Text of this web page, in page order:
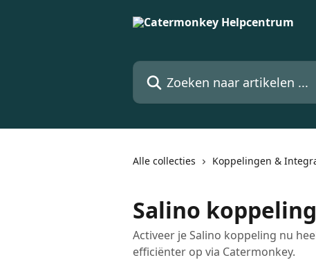
Zoeken naar artikelen ...
Alle collecties Koppelingen &
Salino koppeling
Activeer je Salino koppeling nu
efficiënter op via Catermonkey.